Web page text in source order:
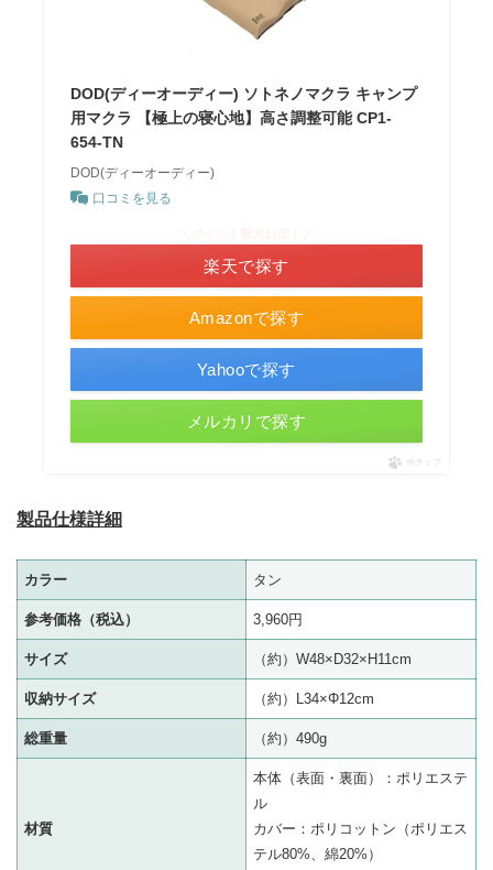
DOD(ディーオーディー) ソトネノマクラ キャンプ
用マクラ 【極上の寝心地】高さ調整可能 CP1-
654-TN
DOD(ディーオーディー)
口コミを見る
Amazonで探す
楽天で探す
Yahooで探す
メルカリで探す
ポチップ
製品仕様詳細
カラー タン
参考価格（税込） 3,960円
サイズ （約）W48×D32×H11cm
収納サイズ （約）L34×Φ12cm
総重量 （約）490g
材質
本体（表面・裏面）：ポリエステ
ル
カバー：ポリコットン（ポリエス
テル80%、綿20%）